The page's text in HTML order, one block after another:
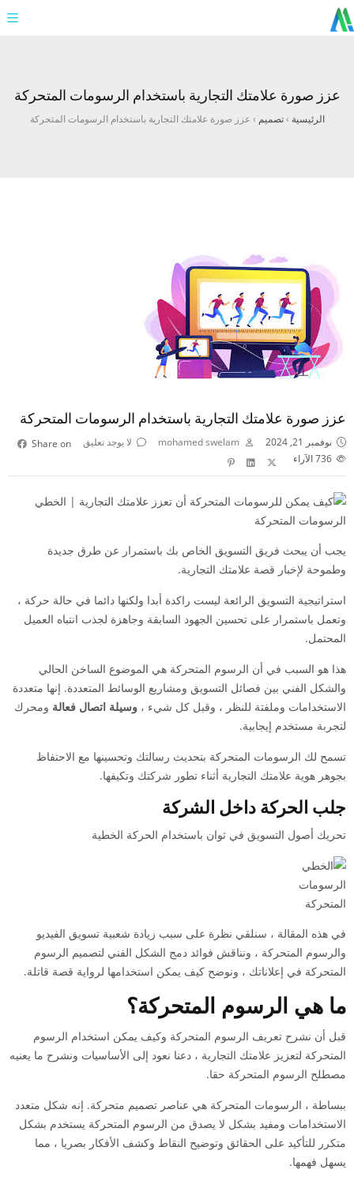
عزز صورة علامتك التجارية باستخدام الرسومات المتحركة
الرئيسية ›تصميم › عزز صورة علامتك التجارية باستخدام الرسومات المتحركة
عزز صورة علامتك التجارية باستخدام الرسومات المتحركة
نوفمبر 21, 2024 mohamed swelam
لا يوجد تعليق
الآراء
Share on
الرسومات المتحركة
يجب أن يبحث فريق التسويق الخاص بك باستمرار عن طرق جديدة
وطموحة لإخبار قصة علامتك التجارية.
استراتيجية التسويق الرائعة ليست راكدة أبدا ولكنها دائما في حالة حركة ،
وتعمل باستمرار على تحسين الجهود السابقة وجاهزة لجذب انتباه العميل
المحتمل.
هذا هو السبب في أن الرسوم المتحركة هي الموضوع الساخن الحالي
والشكل الفني بين فصائل التسويق ومشاريع الوسائط المتعددة. إنها متعددة
الاستخدامات وملفتة للنظر ، وقبل كل شيء ، وسيلة اتصال فعالة ومحرك
لتجربة مستخدم إيجابية.
تسمح لك الرسومات المتحركة بتحديث رسالتك وتحسينها مع الاحتفاظ
بجوهر هوية علامتك التجارية أثناء تطور شركتك وتكيفها.
جلب الحركة داخل الشركة
تحريك أصول التسويق في ثوان باستخدام الحركة الخطية
الرسومات
المتحركة
في هذه المقالة ، سنلقي نظرة على سبب زيادة شعبية تسويق الفيديو
والرسوم المتحركة ، ونناقش فوائد دمج الشكل الفني لتصميم الرسوم
المتحركة في إعلاناتك ، ونوضح كيف يمكن استخدامها لرواية قصة قاتلة.
ما هي الرسوم المتحركة؟
قبل أن نشرح تعريف الرسوم المتحركة وكيف يمكن استخدام الرسوم
المتحركة لتعزيز علامتك التجارية ، دعنا نعود إلى الأساسيات ونشرح ما يعنيه
مصطلح الرسوم المتحركة حقا.
ببساطة ، الرسومات المتحركة هي عناصر تصميم متحركة. إنه شكل متعدد
الاستخدامات ومفيد بشكل لا يصدق من الرسوم المتحركة يستخدم بشكل
متكرر للتأكيد على الحقائق وتوضيح النقاط وكشف الأفكار بصريا ، مما
يسهل فهمها.